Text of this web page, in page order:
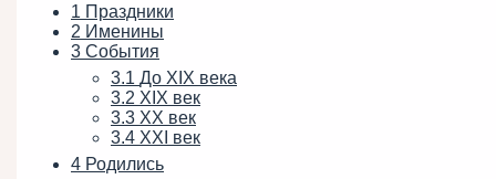
1 Праздники
2 Именины
3 События
3.1 До XIX века
3.2 XIX век
3.3 XX век
3.4 XXI век
4 Родились